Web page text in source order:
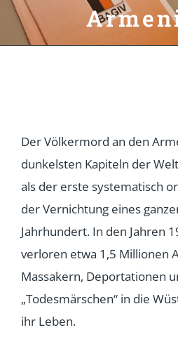
Der Völkermord an den
dunkelsten Kapiteln der
als der erste systematisch
der Vernichtung eines
Jahrhundert. In den Jahren
verloren etwa 1,5 Millionen
Massakern, Deportationen
„Todesmärschen“ in die
ihr Leben.